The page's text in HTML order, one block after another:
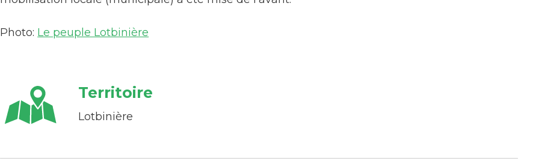
Photo: Le peuple Lotbinière
Territoire
Lotbinière